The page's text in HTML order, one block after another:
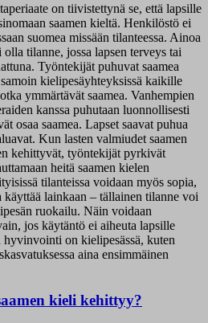
on tiivistettynä se, että lapsille
saamen kieltä. Henkilöstö ei
suomea missään tilanteessa. Ainoa
tilanne, jossa lapsen terveys tai
Työntekijät puhuvat saamea
kielipesäyhteyksissä kaikille
ymmärtävät saamea. Vanhempien
kanssa puhutaan luonnollisesti
osaa saamea. Lapset saavat puhua
Kun lasten valmiudet saamen
kehittyvät, työntekijät pyrkivät
heitä saamen kielen
tilanteissa voidaan myös sopia,
käyttää lainkaan – tällainen tilanne voi
ruokailu. Näin voidaan
jos käytäntö ei aiheuta lapsille
hyvinvointi on kielipesässä, kuten
aina ensimmäinen
kieli kehittyy?